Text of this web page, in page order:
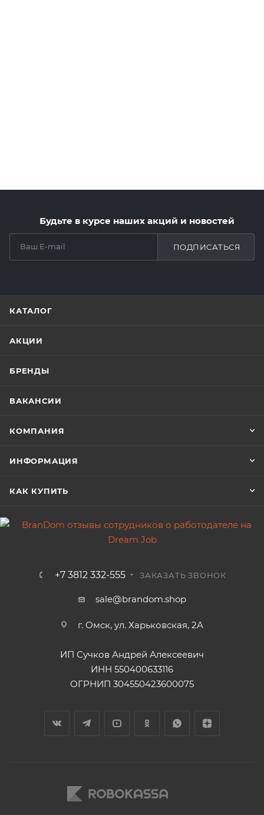
Будьте в курсе наших акций и новостей
ПОДПИСАТЬСЯ
КАТАЛОГ
АКЦИИ
БРЕНДЫ
ВАКАНСИИ
КОМПАНИЯ
ИНФОРМАЦИЯ
КАК КУПИТЬ
+7 3812 332-555 ЗАКАЗАТЬ ЗВОНОК
sale@brandom.shop
г. Омск, ул. Харьковская, 2А
ИП Сучков Андрей Алексеевич
ИНН 550400633116
ОГРНИП 304550423600075